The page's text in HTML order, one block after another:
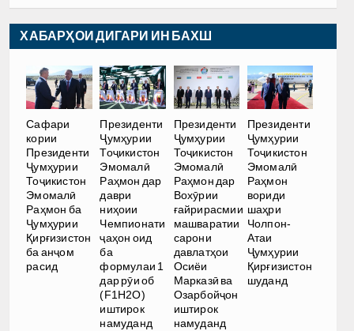
ХАБАРҲОИ ДИГАРИ ИН БАХШ
Сафари
кории
Президенти
Ҷумҳурии
Тоҷикистон
Эмомалӣ
Раҳмон ба
Ҷумҳурии
Қирғизистон
ба анҷом
расид
Президенти
Ҷумҳурии
Тоҷикистон
Эмомалӣ
Раҳмон дар
даври
ниҳоии
Чемпионати
ҷаҳон оид
ба
формулаи 1
дар рӯи об
(F1H2O)
иштирок
намуданд
Президенти
Ҷумҳурии
Тоҷикистон
Эмомалӣ
Раҳмон дар
Вохӯрии
ғайрирасмии
машваратии
сарони
давлатҳои
Осиёи
Марказӣ ва
Озарбойҷон
иштирок
намуданд
Президенти
Ҷумҳурии
Тоҷикистон
Эмомалӣ
Раҳмон
вориди
шаҳри
Чолпон-
Атаи
Ҷумҳурии
Қирғизистон
шуданд